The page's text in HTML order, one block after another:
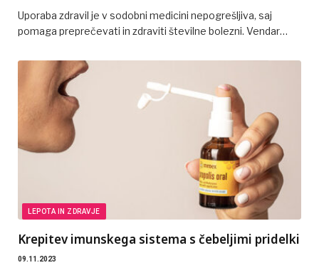
Uporaba zdravil je v sodobni medicini nepogrešljiva, saj
pomaga preprečevati in zdraviti številne bolezni. Vendar…
LEPOTA IN ZDRAVJE
Krepitev imunskega sistema s čebeljimi pridelki
09.11.2023